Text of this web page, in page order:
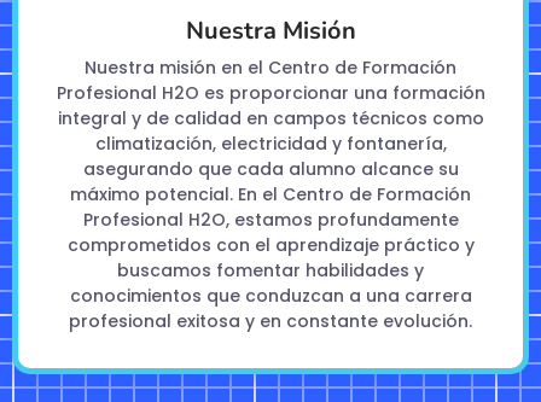
Nuestra Misión
Nuestra misión en el Centro de Formación
Profesional H2O es proporcionar una formación
integral y de calidad en campos técnicos como
climatización, electricidad y fontanería,
asegurando que cada alumno alcance su
máximo potencial. En el Centro de Formación
Profesional H2O, estamos profundamente
comprometidos con el aprendizaje práctico y
buscamos fomentar habilidades y
conocimientos que conduzcan a una carrera
profesional exitosa y en constante evolución.